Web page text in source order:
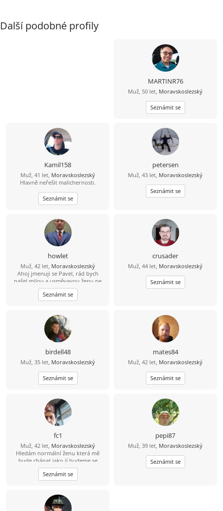
Další podobné profily
MARTINR76
Muž, 50 let, Moravskoslezský
Seznámit se
Kamil158
Muž, 41 let, Moravskoslezský
Hlavně neřešit malichernosti.
Seznámit se
petersen
Muž, 43 let, Moravskoslezský
Seznámit se
howlet
Muž, 42 let, Moravskoslezský
Ahoj jmenuji se Pavel, rád bych
našel milou a usměvavou ženu ne
jen na pokec ale pokud možno i na
vážný vztah mezi 26 a 49 lety, pokud
budeš chtít ozvi se, budu moc rád
Seznámit se
crusader
Muž, 44 let, Moravskoslezský
Seznámit se
birdell48
Muž, 35 let, Moravskoslezský
Seznámit se
mates84
Muž, 42 let, Moravskoslezský
Seznámit se
fc1
Muž, 42 let, Moravskoslezský
Hledám normální ženu která mě
bude chápat jako jí budeme se
podporovat navzájem v dobrém i
zlem nesnáším nevěru a která ví co
od života chce
Seznámit se
pepi87
Muž, 39 let, Moravskoslezský
Seznámit se